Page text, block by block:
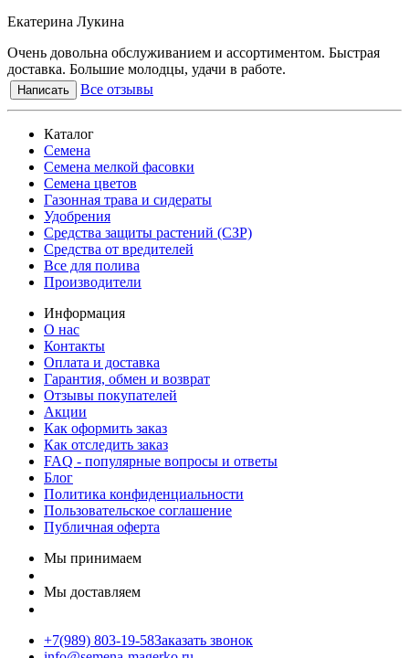
Екатерина Лукина
Очень довольна обслуживанием и ассортиментом. Быстрая
доставка. Большие молодцы, удачи в работе.
Написать Все отзывы
Каталог
Семена
Семена мелкой фасовки
Семена цветов
Газонная трава и сидераты
Удобрения
Средства защиты растений (СЗР)
Средства от вредителей
Все для полива
Производители
Информация
О нас
Контакты
Оплата и доставка
Гарантия, обмен и возврат
Отзывы покупателей
Акции
Как оформить заказ
Как отследить заказ
FAQ - популярные вопросы и ответы
Блог
Политика конфиденциальности
Пользовательское соглашение
Публичная оферта
Мы принимаем
Мы доставляем
+7(989) 803-19-58Заказать звонок